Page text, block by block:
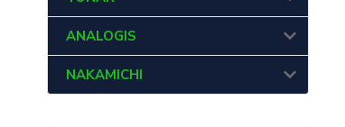
ANALOGIS
NAKAMICHI